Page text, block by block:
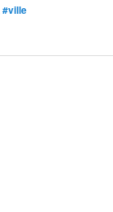
#ville